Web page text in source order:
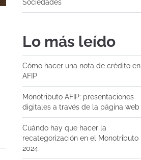
Sociedades
Lo más leído
Cómo hacer una nota de crédito en
AFIP
Monotributo AFIP: presentaciones
digitales a través de la página web
Cuándo hay que hacer la
recategorización en el Monotributo
2024